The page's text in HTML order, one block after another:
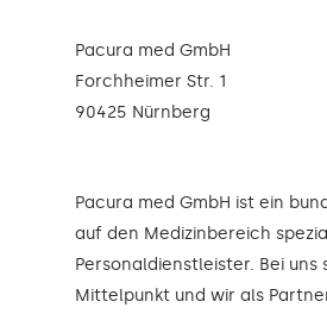
Pacura med GmbH
Forchheimer Str. 1
90425 Nürnberg
Pacura med GmbH ist ein
auf den Medizinbereich
Personaldienstleister. Bei uns
Mittelpunkt und wir als